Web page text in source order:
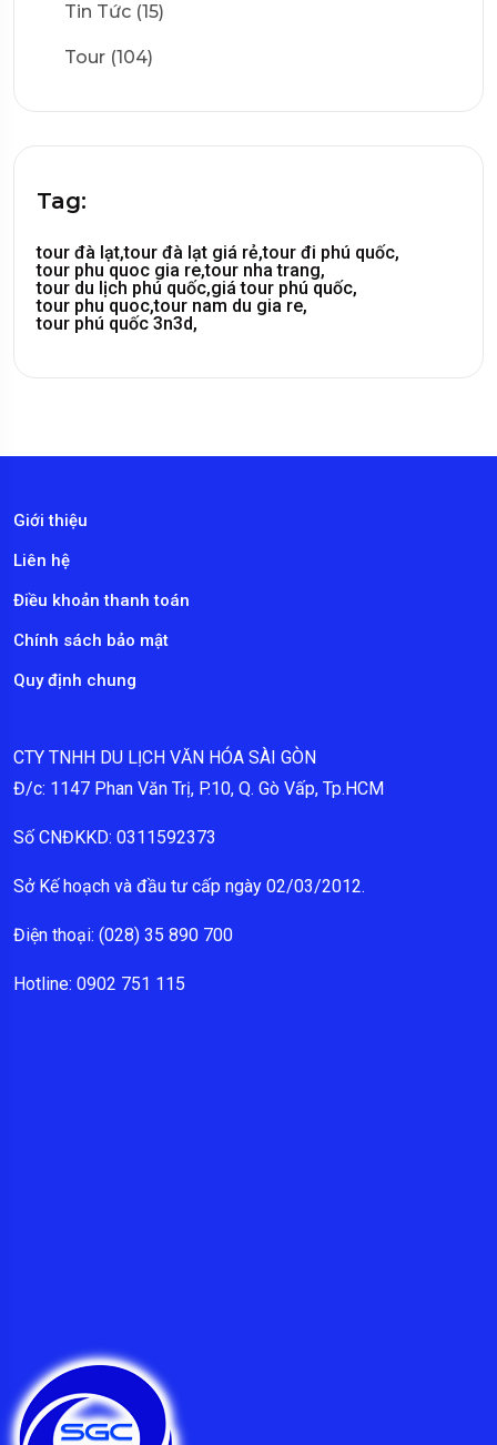
Tin Tức (15)
Tour (104)
Tag:
tour đà lạt,tour đà lạt giá rẻ,tour đi phú quốc,
tour phu quoc gia re,tour nha trang,
tour du lịch phú quốc,giá tour phú quốc,
tour phu quoc,tour nam du gia re,
tour phú quốc 3n3d,
Giới thiệu
Liên hệ
Điều khoản thanh toán
Chính sách bảo mật
Quy định chung
CTY TNHH DU LỊCH VĂN HÓA SÀI GÒN
Đ/c: 1147 Phan Văn Trị, P.10, Q. Gò Vấp, Tp.HCM
Số CNĐKKD: 0311592373
Sở Kế hoạch và đầu tư cấp ngày 02/03/2012.
Điện thoại: (028) 35 890 700
Hotline: 0902 751 115